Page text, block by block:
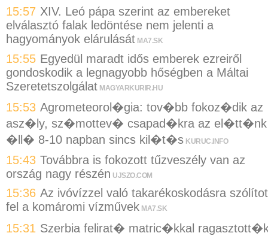
15:57 XIV. Leó pápa szerint az embereket
elválasztó falak ledöntése nem jelenti a
hagyományok elárulását MA7.SK
15:55 Egyedül maradt idős emberek ezreiről
gondoskodik a legnagyobb hőségben a Máltai
Szeretetszolgálat MAGYARKURIR.HU
15:53 Agrometeorol�gia: tov�bb fokoz�dik az
asz�ly, sz�mottev� csapad�kra az el�tt�nk
�ll� 8-10 napban sincs kil�t�s KURUC.INFO
15:43 Továbbra is fokozott tűzveszély van az
ország nagy részén UJSZO.COM
15:36 Az ivóvízzel való takarékoskodásra
fel a komáromi vízművek MA7.SK
15:31 Szerbia felirat� matric�kkal